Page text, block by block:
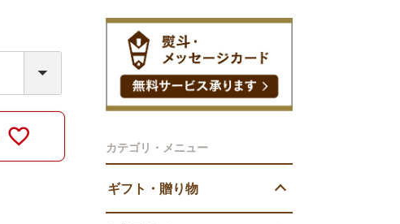
カテゴリ・メニュー
ギフト・贈り物